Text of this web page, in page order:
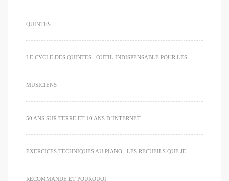
QUINTES
LE CYCLE DES QUINTES : OUTIL INDISPENSABLE POUR LES
MUSICIENS
50 ANS SUR TERRE ET 10 ANS D’INTERNET
EXERCICES TECHNIQUES AU PIANO : LES RECUEILS QUE JE
RECOMMANDE ET POURQUOI